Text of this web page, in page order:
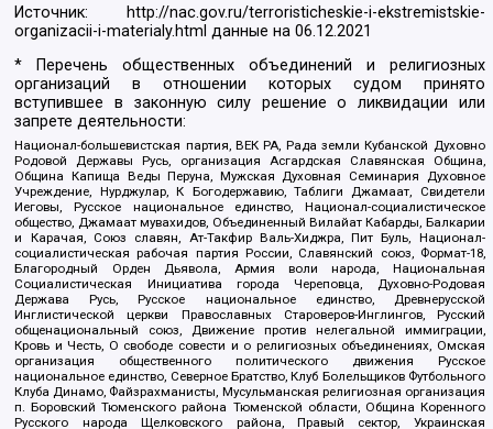
Источник:
http://nac.gov.ru/terroristicheskie-i-ekstremistskie-
organizacii-i-materialy.html данные на06.12.2021
* Перечень общественных объединений и религиозных
организаций в отношении которых судом принято
вступившее в законную силу решение о ликвидации или
запрете деятельности:
Национал-большевистская партия, ВЕК РА, Рада земли Кубанской Духовно
Родовой Державы Русь, организация Асгардская Славянская Община,
Община Капища Веды Перуна, Мужская Духовная Семинария Духовное
Учреждение, Нурджулар, К Богодержавию, Таблиги Джамаат, Свидетели
Иеговы, Русское национальное единство, Национал-социалистическое
общество, Джамаат мувахидов, Объединенный Вилайат Кабарды, Балкарии
и Карачая, Союз славян, Ат-Такфир Валь-Хиджра, Пит Буль, Национал-
социалистическая рабочая партия России, Славянский союз, Формат-18,
Благородный Орден Дьявола, Армия воли народа, Национальная
Социалистическая Инициатива города Череповца, Духовно-Родовая
Держава Русь, Русское национальное единство, Древнерусской
Инглистической церкви Православных Староверов-Инглингов, Русский
общенациональный союз, Движение против нелегальной иммиграции,
Кровь и Честь, О свободе совести и о религиозных объединениях, Омская
организация общественного политического движения Русское
национальное единство, Северное Братство, Клуб Болельщиков Футбольного
Клуба Динамо, Файзрахманисты, Мусульманская религиозная организация
п. Боровский Тюменского района Тюменской области, Община Коренного
Русского народа Щелковского района, Правый сектор, Украинская